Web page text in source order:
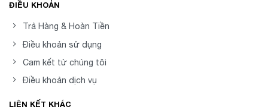
ĐIỀU KHOẢN
Trả Hàng & Hoàn Tiền
Điều khoản sử dụng
Cam kết từ chúng tôi
Điều khoản dịch vụ
LIÊN KẾT KHÁC